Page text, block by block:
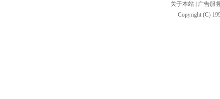
关于本站
广告服
Copyright (C)